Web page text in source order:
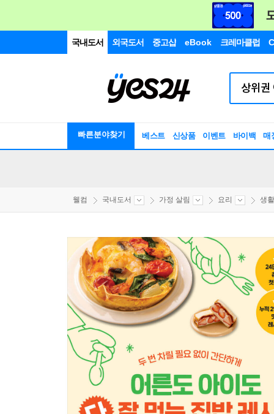
국내도서 외국도서 중고샵 eBook 크레마클럽
빠른분야찾기 베스트 신상품 이벤트 바이백 매
웰컴 국내도서 가정 살림 요리 생